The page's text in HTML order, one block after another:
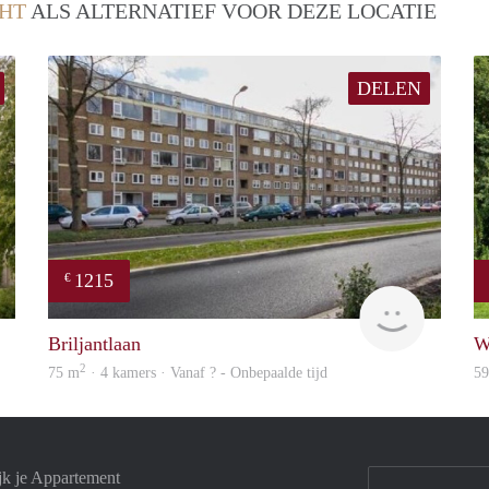
ALS ALTERNATIEF VOOR DEZE LOCATIE
finder
DELEN
€ 1215
finder
Briljantlaan
75 m2 · 4 kamers · Vanaf ? - Onbepaalde tijd
je Appartement